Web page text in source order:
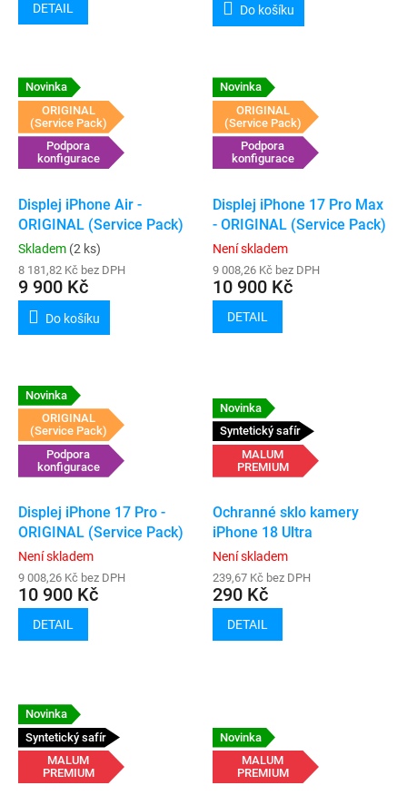
DETAIL Do košíku
Novinka
ORIGINAL
(Service Pack)
Podpora
konfigurace
Displej iPhone Air -
ORIGINAL (Service Pack)
Skladem (2 ks)
8 181,82 Kč bez DPH
9 900 Kč
Do košíku
Novinka
ORIGINAL
(Service Pack)
Podpora
konfigurace
Displej iPhone 17 Pro Max
- ORIGINAL (Service Pack)
Není skladem
9 008,26 Kč bez DPH
10 900 Kč
DETAIL
Novinka
ORIGINAL
(Service Pack)
Podpora
konfigurace
Displej iPhone 17 Pro -
ORIGINAL (Service Pack)
Není skladem
9 008,26 Kč bez DPH
10 900 Kč
DETAIL
Novinka
Syntetický safír
MALUM
PREMIUM
Ochranné sklo kamery
iPhone 18 Ultra
Není skladem
239,67 Kč bez DPH
290 Kč
DETAIL
Novinka
Syntetický safír
MALUM
PREMIUM
Novinka
MALUM
PREMIUM